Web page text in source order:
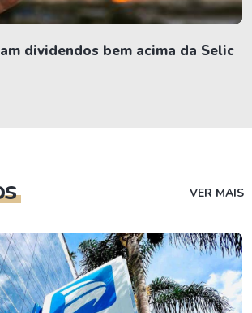
dividendos bem acima da Selic
VER MAIS